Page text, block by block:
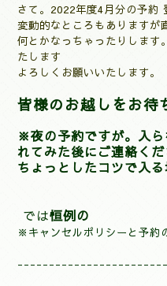
さて。2022年度4月分の予約
変動的なところもありますが
何とかなっちゃったりします
たします
よろしくお願いいたします。
皆様のお越しをお待
※夜の予約ですが。 入
れてみた後にご連絡くだ
ちょっとしたコツで入る
では恒例の
※キャンセルポリシーと予約